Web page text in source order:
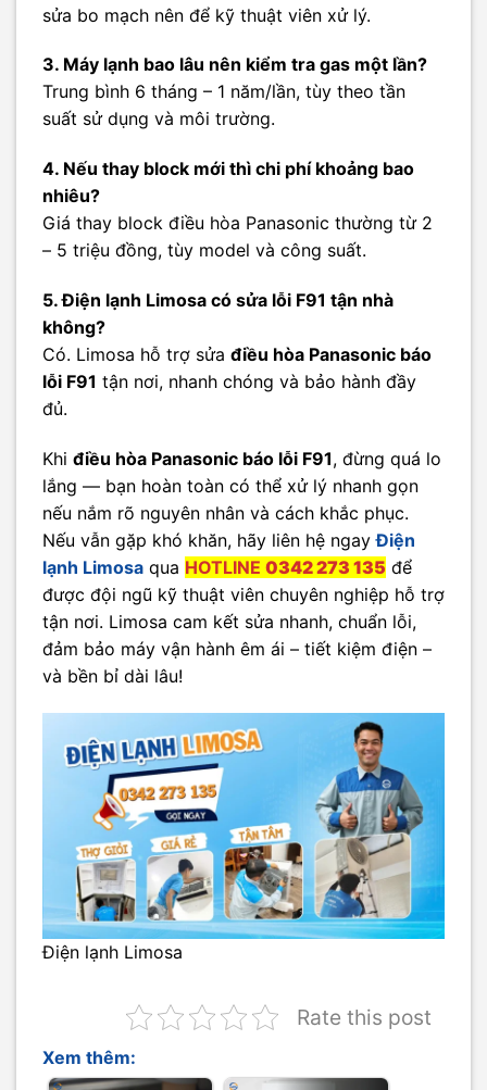
sửa bo mạch nên để kỹ thuật viên xử lý.
3. Máy lạnh bao lâu nên kiểm tra gas một lần?
Trung bình 6 tháng – 1 năm/lần, tùy theo tần
suất sử dụng và môi trường.
4. Nếu thay block mới thì chi phí khoảng bao
nhiêu?
Giá thay block điều hòa Panasonic thường từ 2
– 5 triệu đồng, tùy model và công suất.
5. Điện lạnh Limosa có sửa lỗi F91 tận nhà
không?
Có. Limosa hỗ trợ sửa điều hòa Panasonic báo
lỗi F91 tận nơi, nhanh chóng và bảo hành đầy
đủ.
Khi điều hòa Panasonic báo lỗi F91, đừng quá lo
lắng — bạn hoàn toàn có thể xử lý nhanh gọn
nếu nắm rõ nguyên nhân và cách khắc phục.
Nếu vẫn gặp khó khăn, hãy liên hệ ngayĐiện
lạnh Limosa qua HOTLINE 0342 273 135 để
được đội ngũ kỹ thuật viên chuyên nghiệp hỗ trợ
tận nơi. Limosa cam kết sửa nhanh, chuẩn lỗi,
đảm bảo máy vận hành êm ái – tiết kiệm điện –
và bền bỉ dài lâu!
Điện lạnh Limosa
Rate this post
Xem thêm: